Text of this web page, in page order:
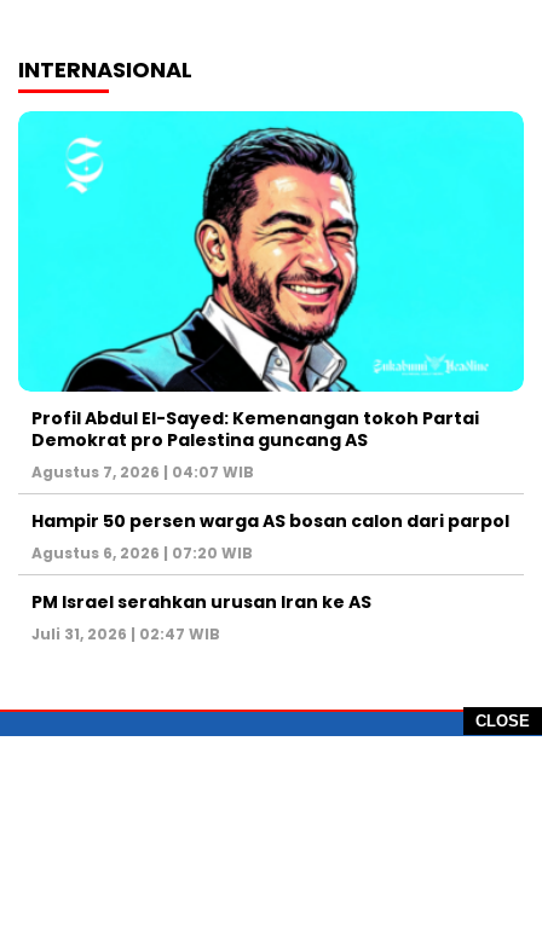
CLOSE
INTERNASIONAL
Profil Abdul El-Sayed: Kemenangan tokoh Partai
Demokrat pro Palestina guncang AS
Agustus 7, 2026 | 04:07 WIB
Hampir 50 persen warga AS bosan calon dari parpol
Agustus 6, 2026 | 07:20 WIB
PM Israel serahkan urusan Iran ke AS
Juli 31, 2026 | 02:47 WIB